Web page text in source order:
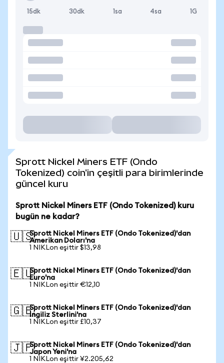
15dk 30dk 1sa 4sa 1G
Sprott Nickel Miners ETF (Ondo
Tokenized) coin'in çeşitli para birimlerinde
güncel kuru
Sprott Nickel Miners ETF (Ondo Tokenized) kuru
bugün ne kadar?
🇺🇸Sprott Nickel Miners ETF (Ondo Tokenized)'dan
Amerikan Doları'na
1 NIKLon eşittir $13,98
🇪🇺Sprott Nickel Miners ETF (Ondo Tokenized)'dan
Euro'na
1 NIKLon eşittir €12,10
🇬🇧Sprott Nickel Miners ETF (Ondo Tokenized)'dan
İngiliz Sterlini'na
1 NIKLon eşittir £10,37
🇯🇵Sprott Nickel Miners ETF (Ondo Tokenized)'dan
Japon Yeni'na
1 NIKLon eşittir ¥2.205,62